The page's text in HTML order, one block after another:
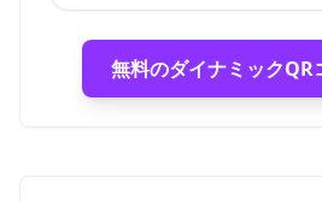
無料のダイナミックQR